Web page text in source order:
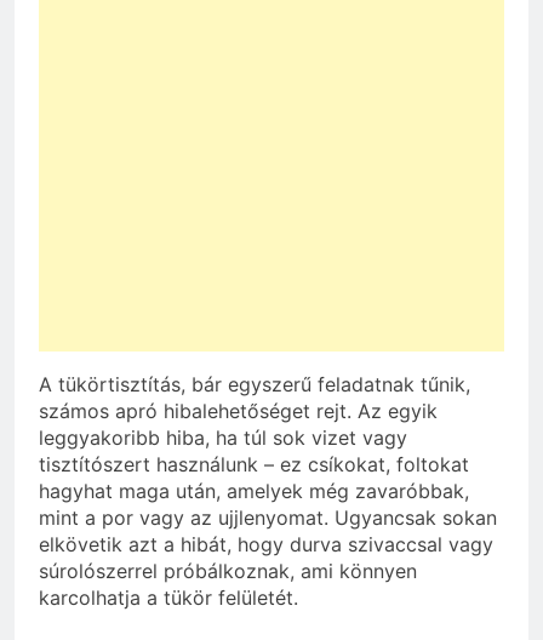
A tükörtisztítás, bár egyszerű feladatnak tűnik,
számos apró hibalehetőséget rejt. Az egyik
leggyakoribb hiba, ha túl sok vizet vagy
tisztítószert használunk – ez csíkokat, foltokat
hagyhat maga után, amelyek még zavaróbbak,
mint a por vagy az ujjlenyomat. Ugyancsak sokan
elkövetik azt a hibát, hogy durva szivaccsal vagy
súrolószerrel próbálkoznak, ami könnyen
karcolhatja a tükör felületét.